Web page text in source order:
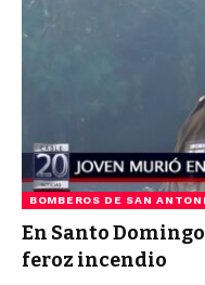
BOMBEROS DE SAN
En Santo
feroz incendio